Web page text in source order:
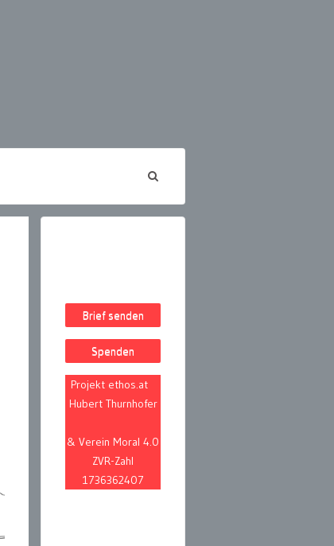
Brief senden
Spenden
Projekt ethos.at
Hubert Thurnhofer
& Verein Moral 4.0
ZVR-Zahl
1736362407